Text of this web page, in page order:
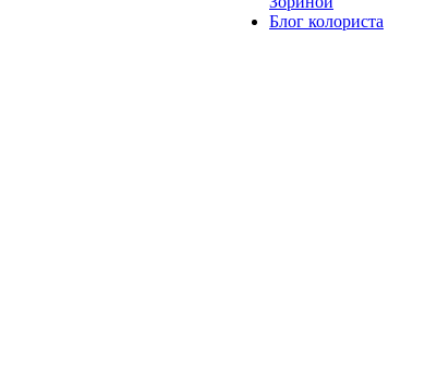
Блог колориста